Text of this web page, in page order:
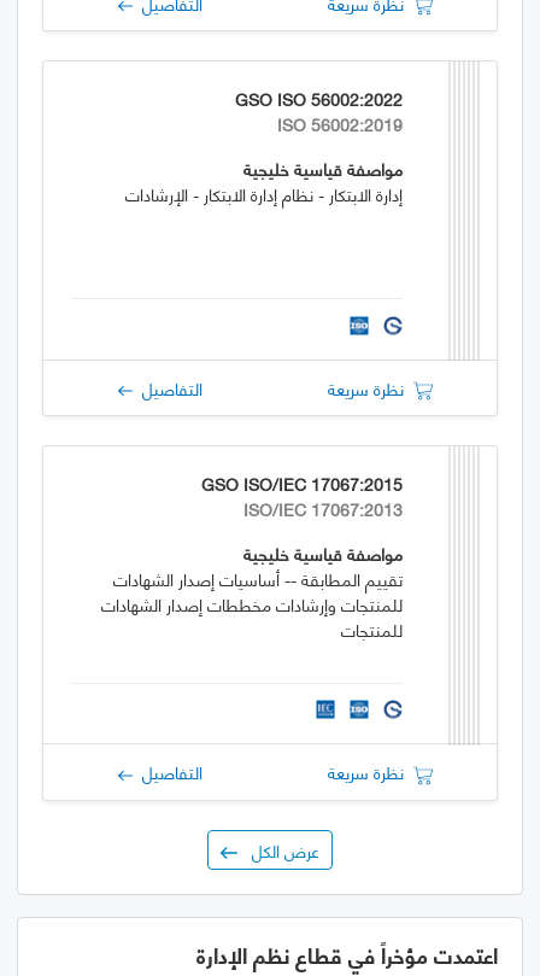
GSO ISO 56002:2022
ISO 56002:2019
مواصفة قياسية خليجية
إدارة الابتكار - نظام إدارة الابتكار - الإرشادات
نظرة سريعة التفاصيل
GSO ISO/IEC 17067:2015
ISO/IEC 17067:2013
مواصفة قياسية خليجية
تقييم المطابقة -- أساسيات إصدار الشهادات
للمنتجات وإرشادات مخططات إصدار الشهادات
للمنتجات
نظرة سريعة التفاصيل
عرض الكل
اعتمدت مؤخراً في قطاع نظم الإدارة